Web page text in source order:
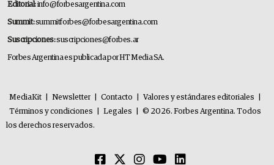
Editorial:info@forbesargentina.com
Summit:summitforbes@forbesargentina.com
Suscripciones:suscripciones@forbes.ar
Forbes Argentina es publicada por HT Media SA.
MediaKit Newsletter Contacto Valores y estándares editoriales
Términos y condiciones
Legales
© 2026. Forbes Argentina. Todos
los derechos reservados.